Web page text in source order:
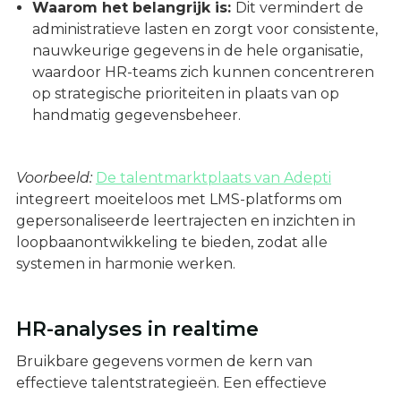
Waarom het belangrijk is: Dit vermindert de
administratieve lasten en zorgt voor consistente,
nauwkeurige gegevens in de hele organisatie,
waardoor HR-teams zich kunnen concentreren
op strategische prioriteiten in plaats van op
handmatig gegevensbeheer.
Voorbeeld: De talentmarktplaats van Adepti
integreert moeiteloos met LMS-platforms om
gepersonaliseerde leertrajecten en inzichten in
loopbaanontwikkeling te bieden, zodat alle
systemen in harmonie werken.
HR-analyses in realtime
Bruikbare gegevens vormen de kern van
effectieve talentstrategieën. Een effectieve